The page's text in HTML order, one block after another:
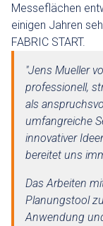
Messeflächen
einigen Jahren
FABRIC START.
"Jens Mueller
professionell,
als
umfangreiche
innovativer
bereitet uns
Das Arbeiten
Planungstool
Anwendung